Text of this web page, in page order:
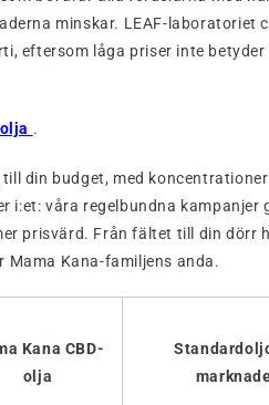
minskar. LEAF-laboratoriet
eftersom låga priser inte betyder
.
din budget, med
i:et: våra regelbundna kampanjer
prisvärd. Från fältet till din dörr
Mama Kana-familjens anda.
Kana CBD-
olja